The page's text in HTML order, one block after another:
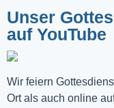
Unser
auf YouTube
Wir feiern
Ort als auch online